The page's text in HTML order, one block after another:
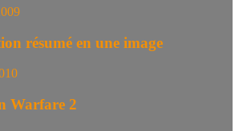
résumé en une image
Warfare 2